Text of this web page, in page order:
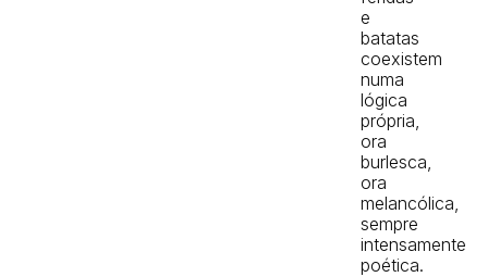
e
batatas
coexistem
numa
lógica
própria,
ora
burlesca,
ora
melancólica,
sempre
intensamente
poética.